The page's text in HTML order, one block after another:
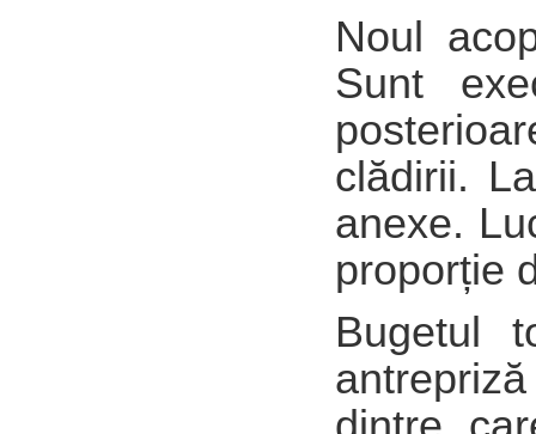
Noul
Sunt
clădirii.
anexe.
proporție
Bugetul